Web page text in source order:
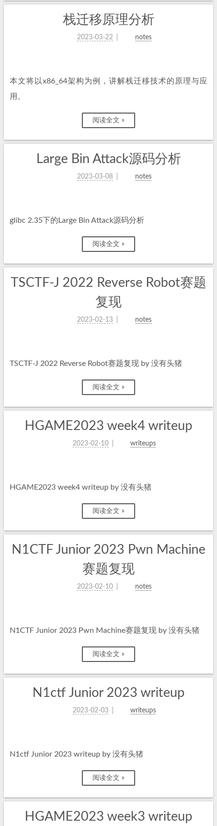
栈迁移原理分析
2023-03-22 notes
本文将以x86_64架构为例，讲解栈迁移技术的原理与应
用。
阅读全文 »
Large Bin Attack源码分析
2023-03-08 notes
glibc 2.35下的Large Bin Attack源码分析
阅读全文 »
TSCTF-J 2022 Reverse Robot赛题
复现
2023-02-13 notes
TSCTF-J 2022 Reverse Robot赛题复现 by 没有头猪
阅读全文 »
HGAME2023 week4 writeup
2023-02-10 writeups
HGAME2023 week4 writeup by 没有头猪
阅读全文 »
N1CTF Junior 2023 Pwn Machine
赛题复现
2023-02-10 notes
N1CTF Junior 2023 Pwn Machine赛题复现 by 没有头猪
阅读全文 »
N1ctf Junior 2023 writeup
2023-02-03 writeups
N1ctf Junior 2023 writeup by 没有头猪
阅读全文 »
HGAME2023 week3 writeup